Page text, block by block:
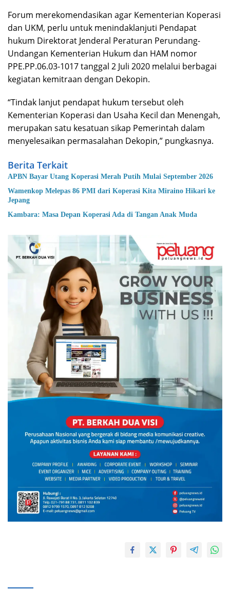
Forum merekomendasikan agar Kementerian Koperasi
dan UKM, perlu untuk menindaklanjuti Pendapat
hukum Direktorat Jenderal Peraturan Perundang-
Undangan Kementerian Hukum dan HAM nomor
PPE.PP.06.03-1017 tanggal 2 Juli 2020 melalui berbagai
kegiatan kemitraan dengan Dekopin.
“Tindak lanjut pendapat hukum tersebut oleh
Kementerian Koperasi dan Usaha Kecil dan Menengah,
merupakan satu kesatuan sikap Pemerintah dalam
menyelesaikan permasalahan Dekopin,” pungkasnya.
Berita Terkait
APBN Bayar Utang Koperasi Merah Putih Mulai September 2026
Wamenkop Melepas 86 PMI dari Koperasi Kita Miraino Hikari ke
Jepang
Kambara: Masa Depan Koperasi Ada di Tangan Anak Muda